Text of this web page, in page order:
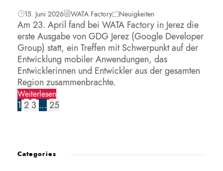
15. Juni 2026 WATA Factory Neuigkeiten
Am 23. April fand bei WATA Factory in Jerez die
erste Ausgabe von GDG Jerez (Google Developer
Group) statt, ein Treffen mit Schwerpunkt auf der
Entwicklung mobiler Anwendungen, das
Entwicklerinnen und Entwickler aus der gesamten
Region zusammenbrachte.
Weiterlesen
1 2 3 … 25
Categories